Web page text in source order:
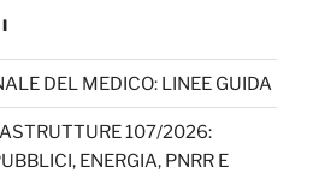
DEL MEDICO: LINEE GUIDA
107/2026:
ENERGIA, PNRR E